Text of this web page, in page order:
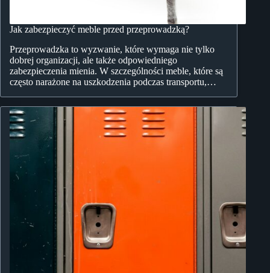
Jak zabezpieczyć meble przed przeprowadzką?
Przeprowadzka to wyzwanie, które wymaga nie tylko
dobrej organizacji, ale także odpowiedniego
zabezpieczenia mienia. W szczególności meble, które są
często narażone na uszkodzenia podczas transportu,…